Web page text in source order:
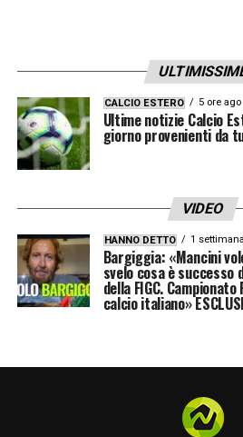
CALCIO ESTERO 5 ore ago
Ultime notizie Calcio
giorno provenienti da
VIDEO
HANNO DETTO 1
Bargiggia: «Mancini
svelo cosa è
della FIGC.
calcio italiano»